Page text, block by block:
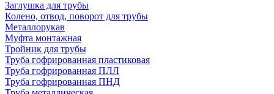
Заглушка для трубы
Колено, отвод, поворот для трубы
Металлорукав
Муфта монтажная
Тройник для трубы
Труба гофрированная пластиковая
Труба гофрированная ПЛЛ
Труба гофрированная ПНД